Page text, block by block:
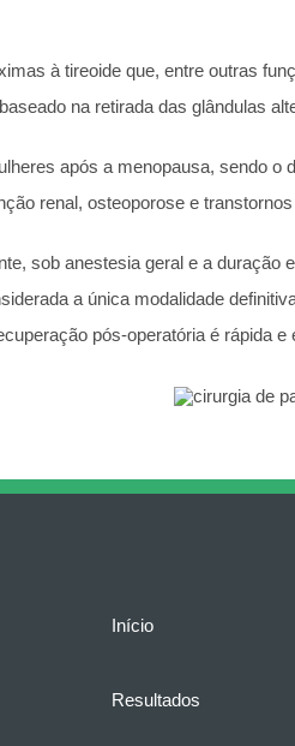
à tireoide que, entre outras
na retirada das glândulas
após a menopausa, sendo
renal, osteoporose e
sob anestesia geral e a
a única modalidade
pós-operatória é rápida
Início
Resultados